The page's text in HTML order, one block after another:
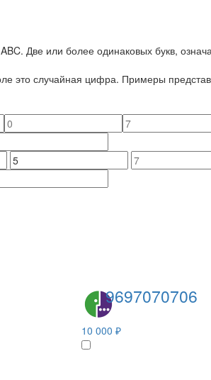
Две или более одинаковых букв,
это случайная цифра. Примеры
9697070706
10 000 ₽